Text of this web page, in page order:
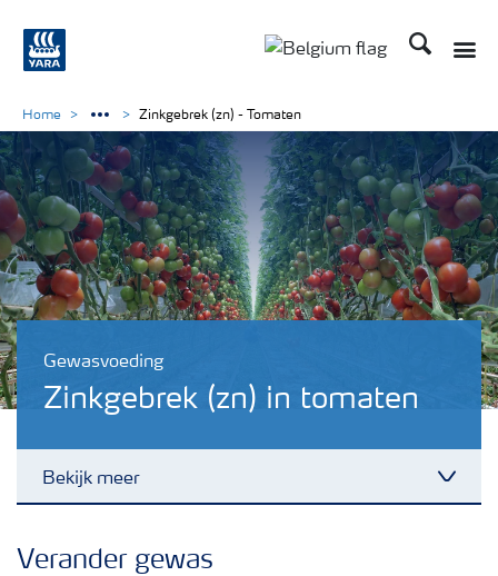
Zoek op
Gewasvoeding
Zinkgebrek (zn) in tomaten
Bekijk meer
Home Zinkgebrek (zn) - Tomaten
Verander gewas